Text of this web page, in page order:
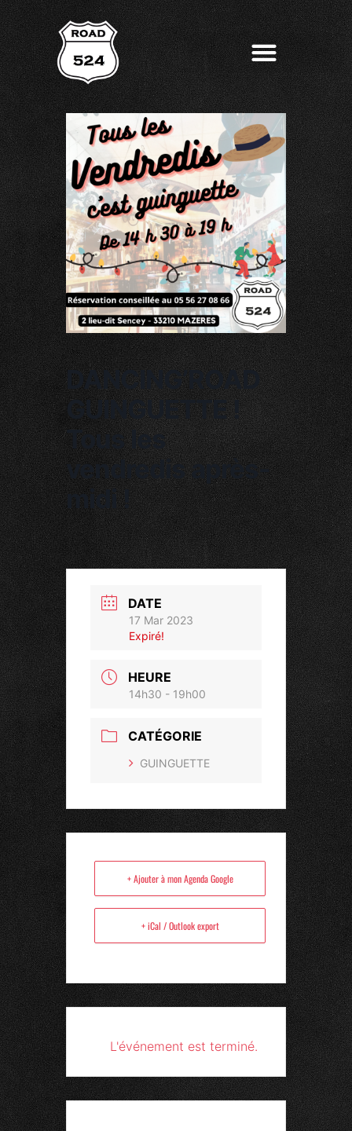
DANCING’ROAD
GUINGUETTE !
Tous les
vendredis après-
midi !
DATE
17 Mar 2023
Expiré!
HEURE
14h30 - 19h00
CATÉGORIE
GUINGUETTE
+ Ajouter à mon Agenda Google
+ iCal / Outlook export
L'événement est terminé.